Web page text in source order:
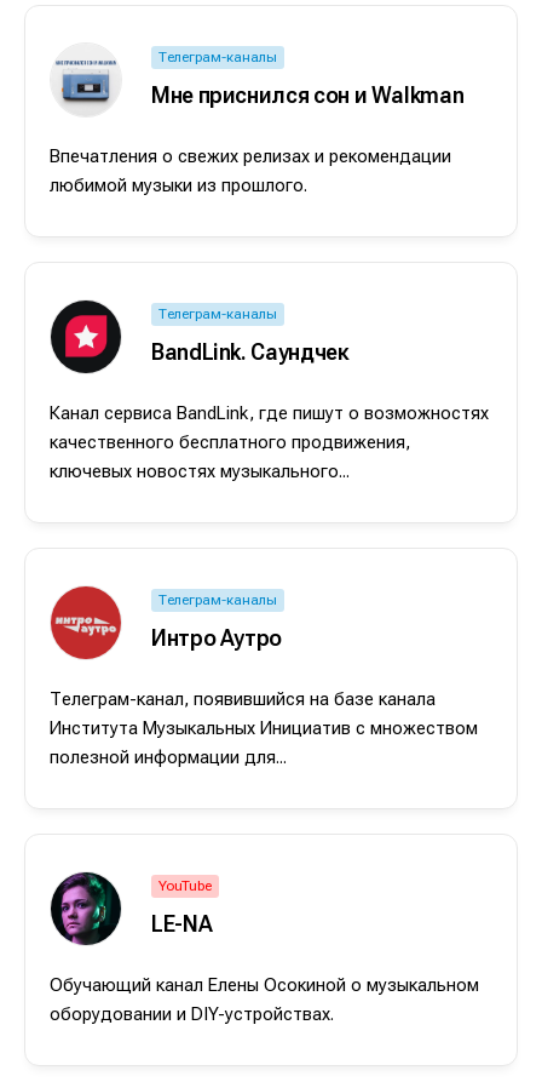
Исполнение
Продакшн
Инструменты
Оборудование
Софт
Исполнение
Продакшн
Инструменты
Оборудование
Софт
Телеграм-каналы
Мне приснился сон и Walkman
Впечатления о свежих релизах и рекомендации
любимой музыки из прошлого.
Телеграм-каналы
BandLink. Саундчек
Канал сервиса BandLink, где пишут о возможностях
качественного бесплатного продвижения,
ключевых новостях музыкального...
Телеграм-каналы
Интро Аутро
Телеграм-канал, появившийся на базе канала
Института Музыкальных Инициатив с множеством
полезной информации для...
YouTube
LE-NA
Обучающий канал Елены Осокиной о музыкальном
оборудовании и DIY-устройствах.